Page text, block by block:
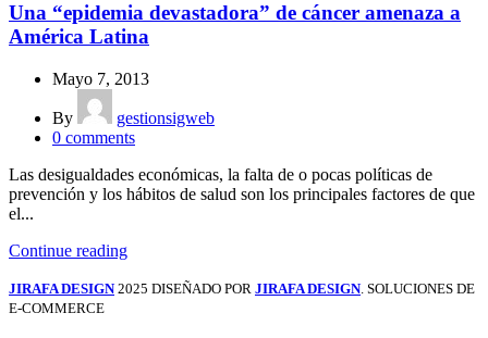
Una “epidemia devastadora” de cáncer amenaza a
América Latina
Mayo 7, 2013
By
gestionsigweb
0 comments
Las desigualdades económicas, la falta de o pocas políticas de
prevención y los hábitos de salud son los principales factores de que
el...
Continue reading
JIRAFA DESIGN 2025 DISEÑADO POR JIRAFA DESIGN. SOLUCIONES DE
E-COMMERCE